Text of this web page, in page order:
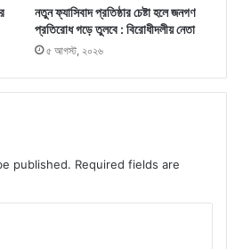
নতুন ফ্যাসিবাদ প্রতিষ্ঠার চেষ্টা হলে জনগণ
প্রতিরোধ গড়ে তুলবে : বিরোধীদলীয় নেতা
৫ আগস্ট, ২০২৬
published. Required fields are